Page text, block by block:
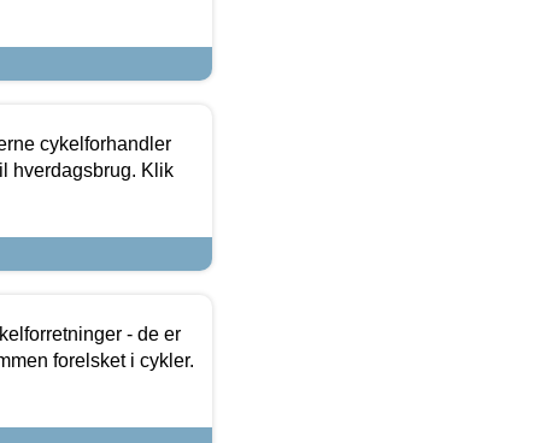
cykelforhandler
hverdagsbrug. Klik
- de er
forelsket i cykler.